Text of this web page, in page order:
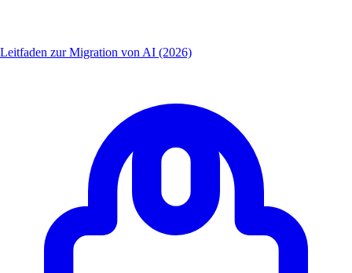
Leitfaden zur Migration von AI (2026)